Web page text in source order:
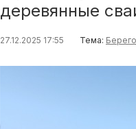
деревянные
27.12.2025 17:55 Тема: